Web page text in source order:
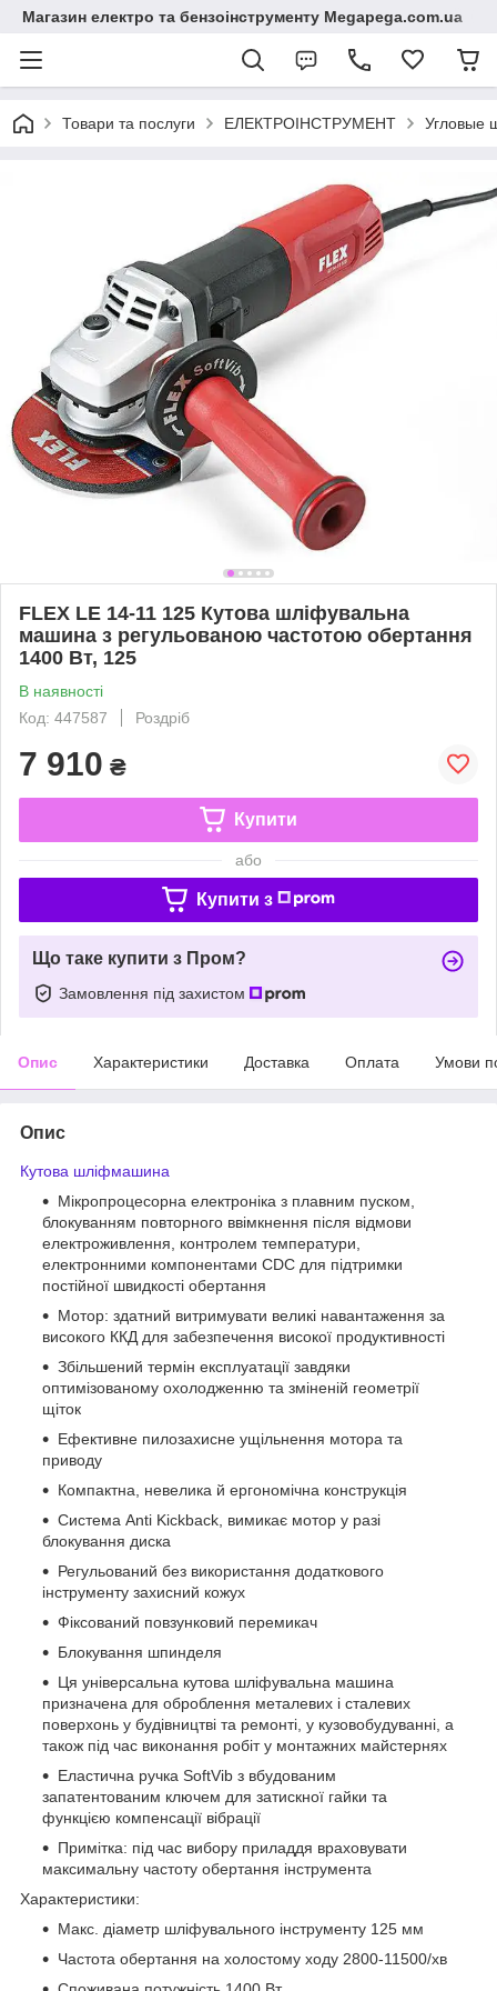
Магазин електро та бензоінструменту Megapega.com.ua
Товари та послуги ЕЛЕКТРОІНСТРУМЕНТ Угловые
FLEX LE 14-11 125 Кутова шліфувальна
машина з регульованою частотою обертання
1400 Вт, 125
В наявності
Код: 447587
Роздріб
7 910 ₴
Купити
або
Купити з
Що таке купити з Пром?
Замовлення під захистом
Опис Характеристики Доставка Оплата Умови
Опис
Кутова шліфмашина
Мікропроцесорна електроніка з плавним пуском,
блокуванням повторного ввімкнення після відмови
електроживлення, контролем температури,
електронними компонентами CDC для підтримки
постійної швидкості обертання
Мотор: здатний витримувати великі навантаження за
високого ККД для забезпечення високої продуктивності
Збільшений термін експлуатації завдяки
оптимізованому охолодженню та зміненій геометрії
щіток
Ефективне пилозахисне ущільнення мотора та
приводу
Компактна, невелика й ергономічна конструкція
Система Anti Kickback, вимикає мотор у разі
блокування диска
Регульований без використання додаткового
інструменту захисний кожух
Фіксований повзунковий перемикач
Блокування шпинделя
Ця універсальна кутова шліфувальна машина
призначена для оброблення металевих і сталевих
поверхонь у будівництві та ремонті, у кузовобудуванні, а
також під час виконання робіт у монтажних майстернях
Еластична ручка SoftVib з вбудованим
запатентованим ключем для затискної гайки та
функцією компенсації вібрації
Примітка: під час вибору приладдя враховувати
максимальну частоту обертання інструмента
Характеристики:
Макс. діаметр шліфувального інструменту 125 мм
Частота обертання на холостому ходу 2800-11500/хв